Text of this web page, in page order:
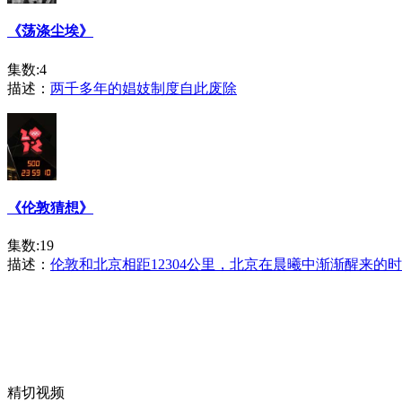
《荡涤尘埃》
集数:4
描述： 两千多年的娼妓制度自此废除
《伦敦猜想》
集数:19
描述： 伦敦和北京相距12304公里，北京在晨曦中渐渐醒来的
精切视频